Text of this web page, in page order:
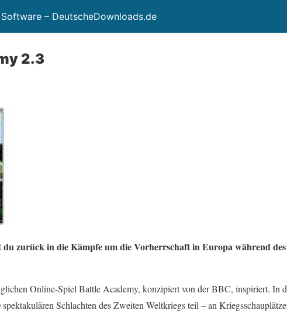
– DeutscheDownloads.de
2.3
zurück in die Kämpfe um die Vorherrschaft in Europa während
Online-Spiel Battle Academy, konzipiert von der BBC, inspiriert. In
Schlachten des Zweiten Weltkriegs teil – an